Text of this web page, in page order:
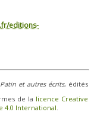
editions-
et autres écrits, édités
de la licence Creative
4.0 International.